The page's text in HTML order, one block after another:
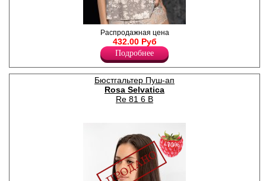
Топ женский из
принтованного микросатина,
полуприлегающего силуэта,
с короткими кружевными
рукавами,округлым вырезом
горловины, вставкой из
кружева.
Полиэстер 92%
Спандекс 8%
Распродажная цена
432.00 Руб
Подробнее
Бюстгальтер Пуш-ап
Rosa Selvatica
Re 81 6 B
−70%